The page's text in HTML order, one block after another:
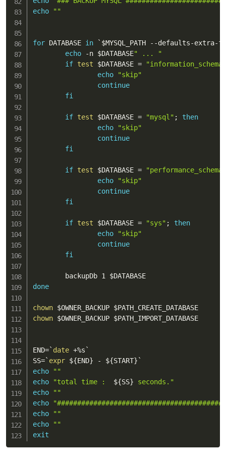
echo
""
for DATABASE in ` $MYSQL_PATH --defaults-extra-
echo -n $DATABASE" ... "
if test $DATABASE =
echo
"skip"
continue
fi
if test $DATABASE = "mysql" ;
then
echo
"skip"
continue
fi
if test $DATABASE =
echo
"skip"
continue
fi
if test $DATABASE = "sys" ;
then
echo
"skip"
continue
fi
        backupDb 1
$DATABASE
done
chown $OWNER_BACKUP $PATH_CREATE_DATABASE
chown $OWNER_BACKUP $PATH_IMPORT_DATABASE
END=` date +%s `
SS=` expr ${END} - ${START} `
echo
""
echo
"total time : ${SS} seconds."
echo
""
echo
echo
""
echo
""
exit